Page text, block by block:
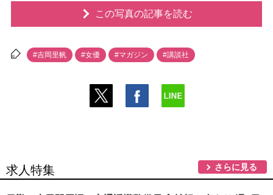
この写真の記事を読む
#吉岡里帆 #女優 #マガジン #講談社
求人特集 さらに見る